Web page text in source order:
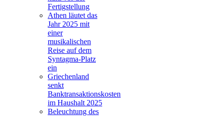
Fertigstellung
Athen läutet das
Jahr 2025 mit
einer
musikalischen
Reise auf dem
Syntagma-Platz
ein
Griechenland
senkt
Banktransaktionskosten
im Haushalt 2025
Beleuchtung des